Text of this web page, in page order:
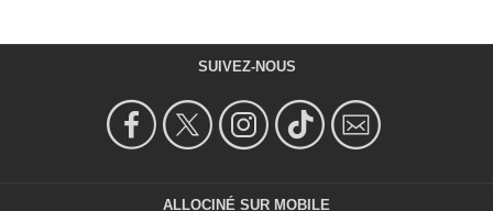
SUIVEZ-NOUS
ALLOCINÉ SUR MOBILE